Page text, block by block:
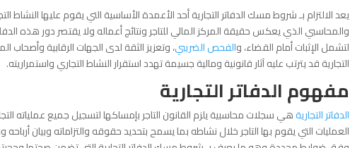
يعد الالتزام بـ شروط مسك الدفاتر التجارية أحد الأعمدة الأساسية التي يقوم عليها النشاط
والمحاسبي الذي يعكس حقيقة المركز المالي للتاجر ونتائج أعماله ولا يقتصر دور هذه
لتشمل الإثبات أمام القضاء، والفحص الضريبي، وتعزيز الثقة لدى الجهات الرقابية
التجارية قد يترتب عليه آثار قانونية ومالية جسيمة تهدد استقرار النشاط التجاري واستمراريته.
مفهوم الدفاتر التجارية
الدفاتر التجاريةهي سجلات محاسبية يلزم القانون التاجر بإمساكها لتسجيل جميع عملياته
العمليات التي يقوم بها التاجر خلال نشاطه بما يسمح بتحديد حقوقه والتزاماته وبيان